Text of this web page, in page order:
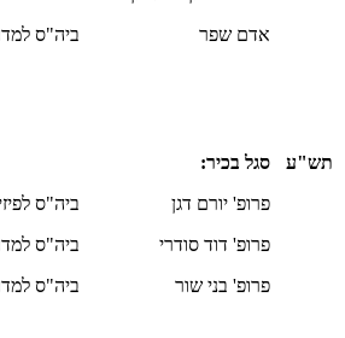
אדם שפר
ביה"ס
תש"ע
סגל בכיר:
פרופ' יורם דגן
פרופ' דוד סודרי
פרופ' בני שור
ביה"ס
ביה"ס
ביה"ס